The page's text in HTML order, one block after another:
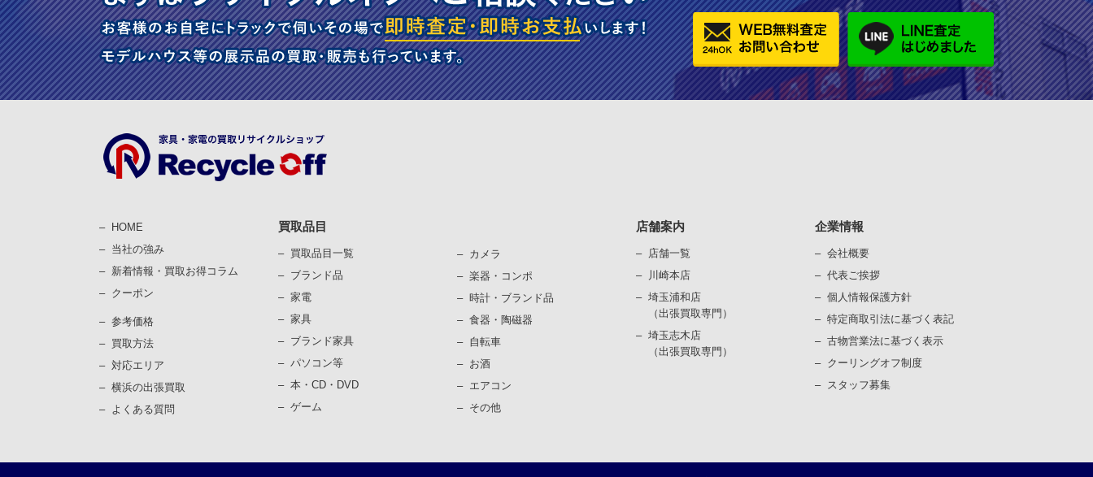
HOME
当社の強み
新着情報・買取お得コラム
クーポン
参考価格
買取⽅法
対応エリア
横浜の出張買取
よくある質問
買取品目
買取品目一覧
ブランド品
家電
家具
ブランド家具
パソコン等
本・CD・DVD
ゲーム
カメラ
楽器・コンポ
時計・ブランド品
⾷器・陶磁器
⾃転⾞
お酒
エアコン
その他
店舗案内
店舗一覧
川崎本店
埼玉浦和店
（出張買取専門）
埼玉志木店
（出張買取専門）
企業情報
会社概要
代表ご挨拶
個⼈情報保護⽅針
特定商取引法に基づく表記
古物営業法に基づく表⽰
クーリングオフ制度
スタッフ募集